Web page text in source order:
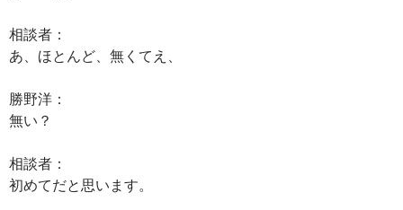
相談者：
あ、ほとんど、無くてえ、
勝野洋：
無い？
相談者：
初めてだと思います。